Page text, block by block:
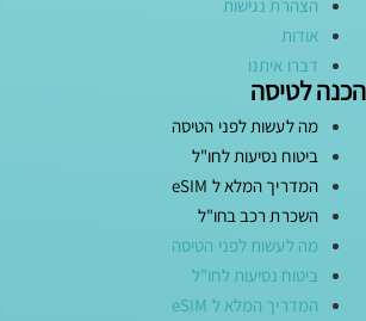
הצהרת נגישות
אודות
דברו איתנו
הכנה לטיסה
מה לעשות לפני הטיסה
ביטוח נסיעות לחו"ל
המדריך המלא ל eSIM
השכרת רכב בחו"ל
מה לעשות לפני הטיסה
ביטוח נסיעות לחו"ל
המדריך המלא ל eSIM